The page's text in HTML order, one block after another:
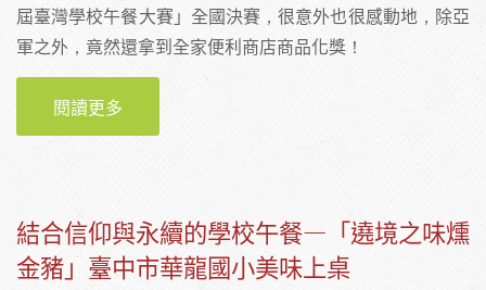
屆臺灣學校午餐大賽」全國決賽，很意外也很感動地，除亞
軍之外，竟然還拿到全家便利商店商品化獎！
閱讀更多
家便利商店的一段旅程BY謝依玲（營養師）
結合信仰與永續的學校午餐—「遶境之味燻
金豬」臺中市華龍國小美味上桌